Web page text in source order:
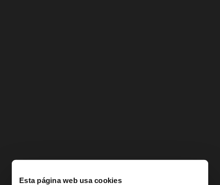
Esta página web usa cookies